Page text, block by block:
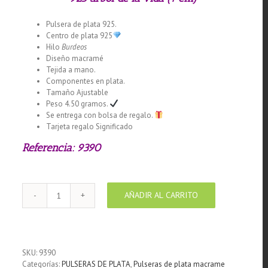
Pulsera de plata 925.
Centro de plata 925
HiloBurdeos
Diseño macramé
Tejida a mano.
Componentes en plata.
Tamaño Ajustable
Peso 4.50 gramos.
Se entrega con bolsa de regalo.
Tarjeta regalo Significado
Referencia: 9390
Pulsera
macramé
AÑADIR AL CARRITO
SKU: 9390
Categorías:PULSERAS DE PLATA,Pulseras de plata macrame